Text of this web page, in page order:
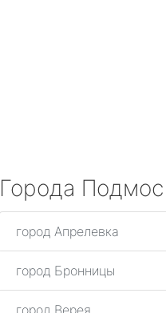
Города
город Апрелевка
город Бронницы
город Верея